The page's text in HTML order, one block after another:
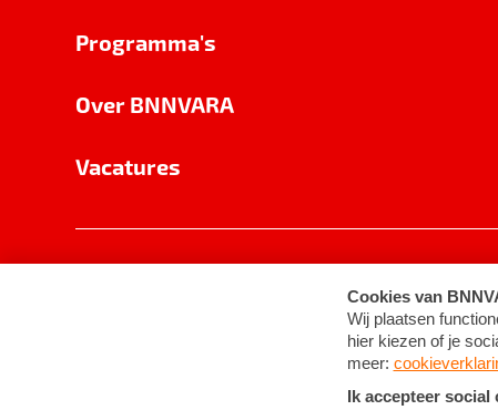
Programma's
Over BNNVARA
Vacatures
Cookie-instellingen Algemene